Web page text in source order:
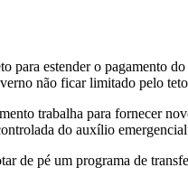
estender o pagamento
não ficar limitado pelo
trabalha para fornecer
do auxílio
de pé um programa de